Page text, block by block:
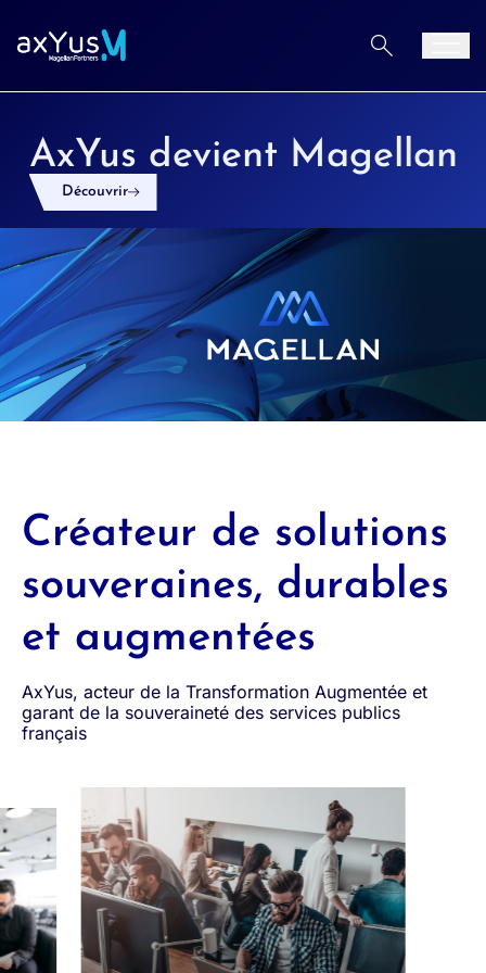
AxYus devient Magellan
Découvrir
Créateur de solutions
souveraines, durables
et augmentées
AxYus, acteur de la Transformation Augmentée et
garant de la souveraineté des services publics
français